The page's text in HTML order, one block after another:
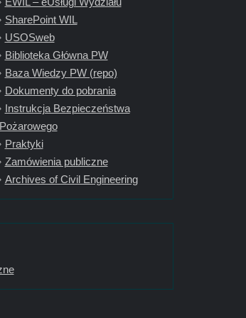
SharePoint WIL
USOSweb
Biblioteka Główna PW
Baza Wiedzy PW (repo)
Dokumenty do pobrania
Instrukcja Bezpieczeństwa
Pożarowego
Praktyki
Zamówienia publiczne
Archives of Civil Engineering